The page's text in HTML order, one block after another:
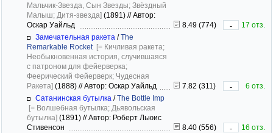
Мальчик-Звезда, Сын Звезды; Звёздный
Малыш; Дитя-звезда] (1891) //Автор:
Оскар Уайльд
8.49 (774) -
17 отз.
Замечательная ракета /The
Remarkable Rocket [= Кичливая ракета;
Необыкновенная история, случившаяся
с патроном для фейерверка;
Феерический Фейерверк; Чудесная
Ракета] (1888) //Автор: Оскар Уайльд 7.82 (311) -
6 отз.
Сатанинская бутылка /The Bottle Imp
[= Волшебная бутылка; Дьявольская
бутылка] (1891) //Автор: Роберт Льюис
Стивенсон
8.40 (556) -
16 отз.